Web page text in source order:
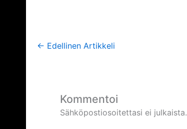
← Edellinen Artikkeli
Kommentoi
Sähköpostiosoitettasi ei julkaista.